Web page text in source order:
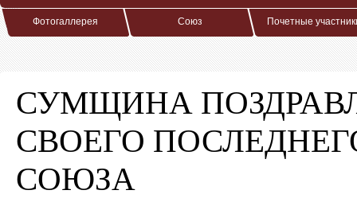
Фотогаллерея Союз Почетные
СУМЩИНА
СВОЕГО
СОЮЗА